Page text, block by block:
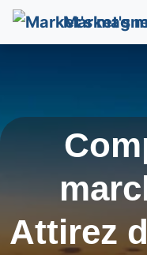
Market's
Attirez